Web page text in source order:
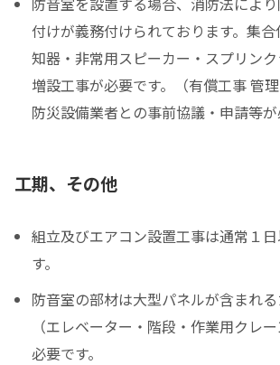
付けが義務付けられております。集
知器・非常用スピーカー・スプリンク
増設工事が必要です。（有償工事 管
防災設備業者との事前協議・申請等が
工期、その他
組立及びエアコン設置工事は通常１
す。
防音室の部材は大型パネルが含まれ
（エレベーター・階段・作業用クレ
必要です。